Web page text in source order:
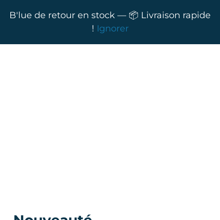
B'lue de retour en stock — 📦 Livraison rapide
! Ignorer